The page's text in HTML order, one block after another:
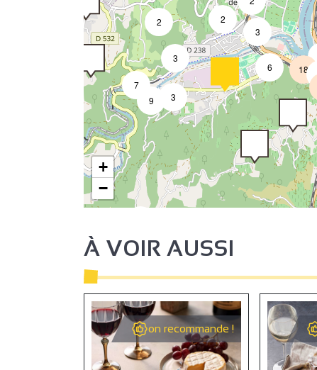
2
2
7
2
3
3
9
3
6 18
+
−
À VOIR AUSSI
on recommande !